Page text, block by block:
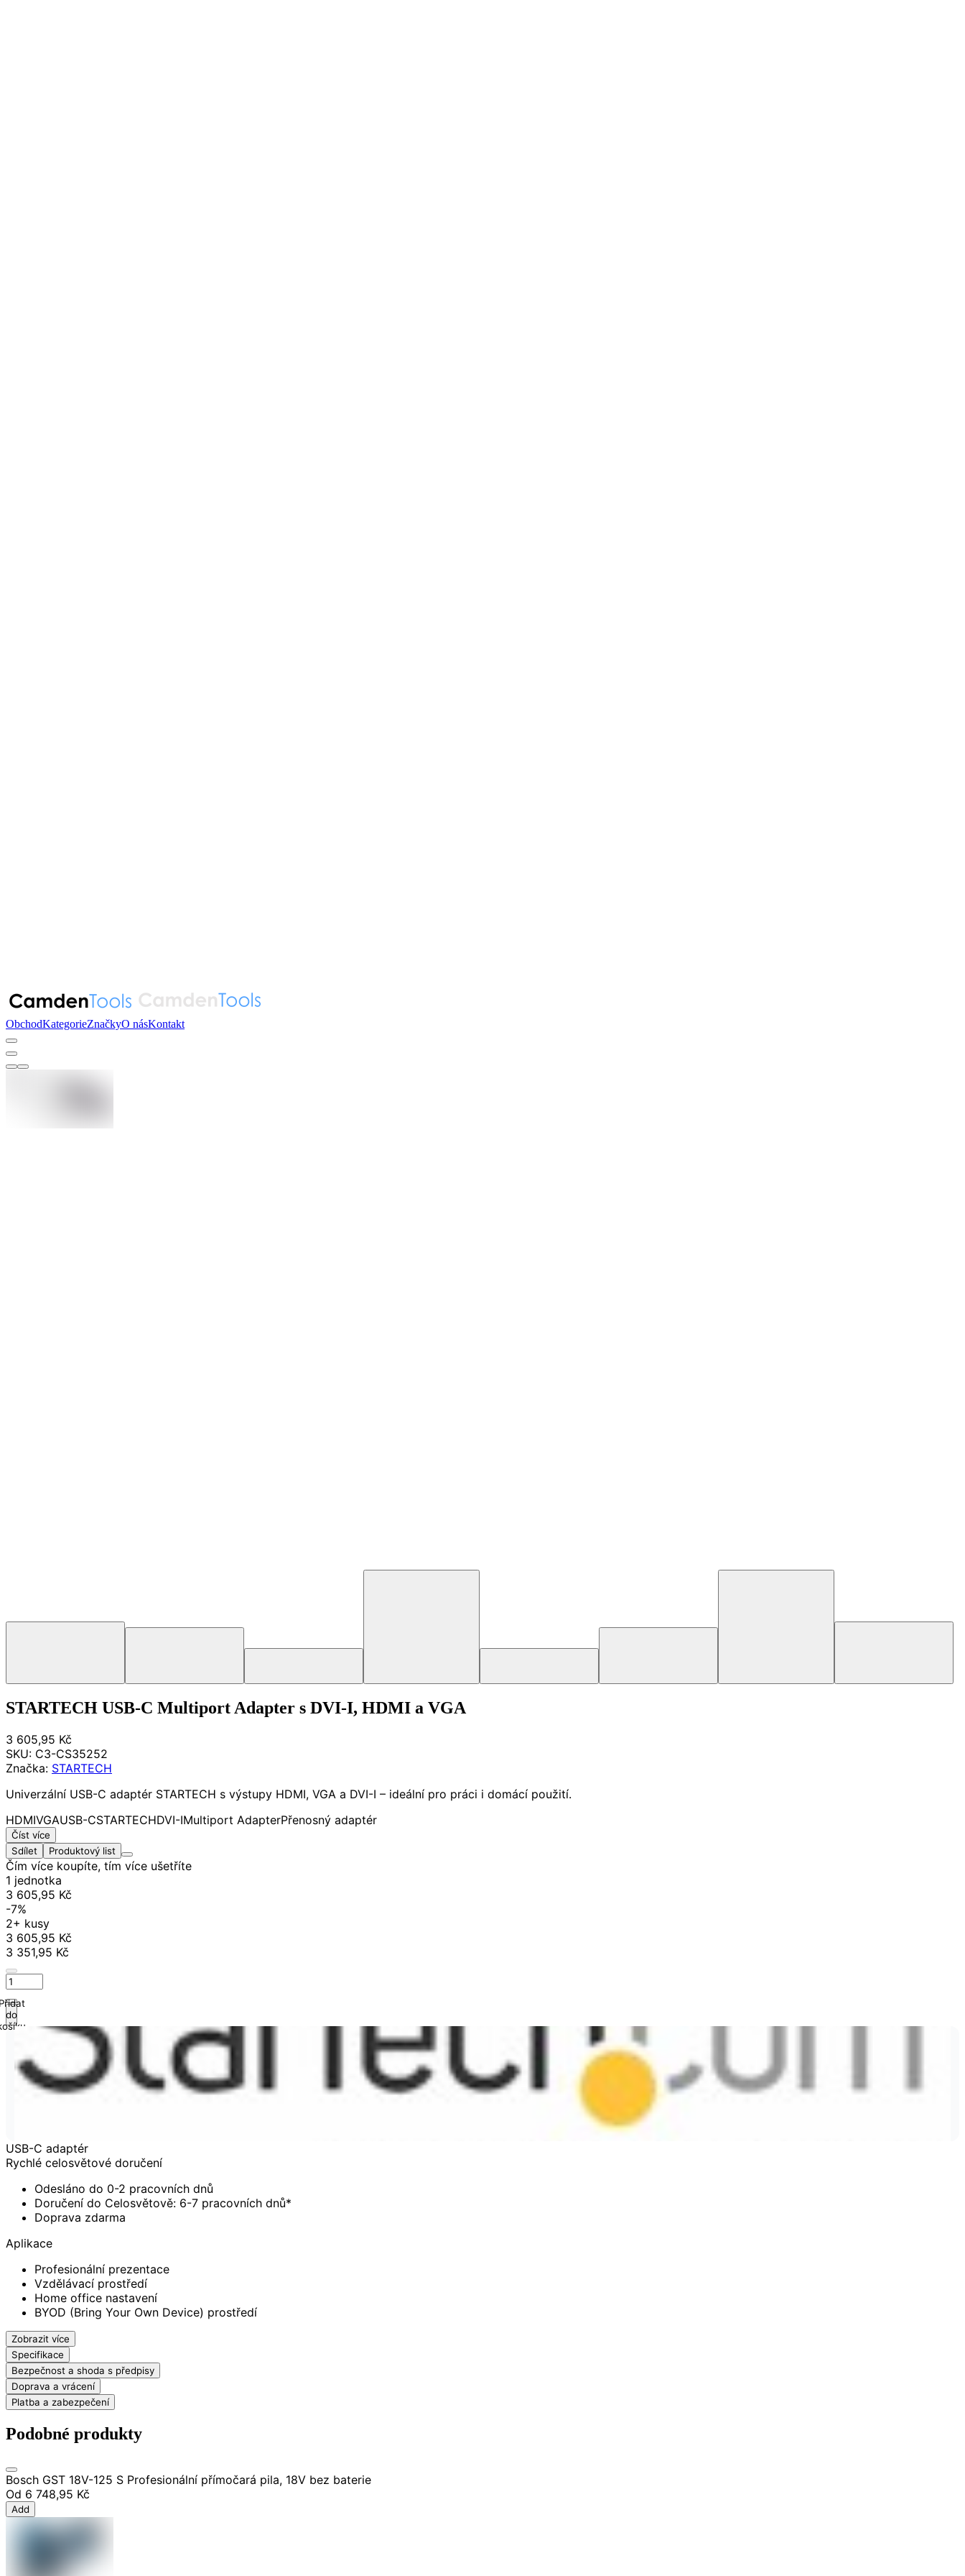
ObchodKategorieZnačkyO násKontakt
STARTECH USB-C Multiport Adapter s DVI-I, HDMI a VGA
3 605,95 Kč
SKU: C3-CS35252
Značka: STARTECH
Univerzální USB-C adaptér STARTECH s výstupy HDMI, VGA a DVI-I – ideální pro práci i domácí použití.
HDMIVGAUSB-CSTARTECHDVI-IMultiport AdapterPřenosný adaptér
Číst více
Sdílet
Produktový list
Čím více koupíte, tím více ušetříte
1 jednotka
3 605,95 Kč
-7%
2+ kusy
3 605,95 Kč
3 351,95 Kč
do
USB-C adaptér
Rychlé celosvětové doručení
Odesláno do 0-2 pracovních dnů
Doručení do Celosvětově: 6-7 pracovních dnů*
Doprava zdarma
Aplikace
Profesionální prezentace
Vzdělávací prostředí
Home office nastavení
BYOD (Bring Your Own Device) prostředí
Zobrazit více
Specifikace
Bezpečnost a shoda s předpisy
Doprava a vrácení
Platba a zabezpečení
Podobné produkty
Bosch GST 18V-125 S Profesionální přímočará pila, 18V bez baterie
Od 6 748,95 Kč
Add